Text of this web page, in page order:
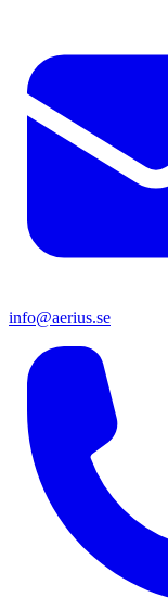
info@aerius.se